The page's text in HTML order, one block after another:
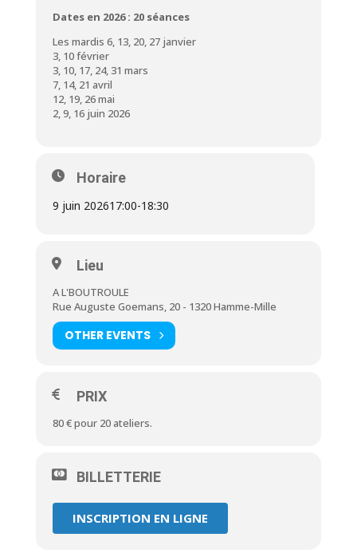
Dates en 2026 : 20 séances
Les mardis 6, 13, 20, 27 janvier
3, 10 février
3, 10, 17, 24, 31 mars
7, 14, 21 avril
12, 19, 26 mai
2, 9, 16 juin 2026
Horaire
9 juin 202617:00-18:30
Lieu
A L'BOUTROULE
Rue Auguste Goemans, 20 - 1320 Hamme-Mille
OTHER EVENTS
PRIX
80 € pour 20 ateliers.
BILLETTERIE
INSCRIPTION EN LIGNE